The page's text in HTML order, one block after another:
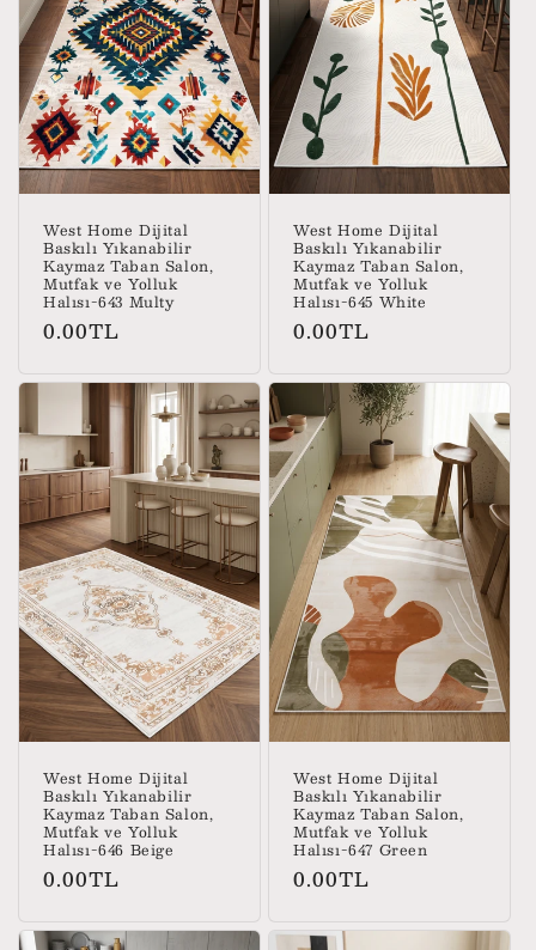
West Home Dijital
Baskılı Yıkanabilir
Kaymaz Taban Salon,
Mutfak ve Yolluk
Halısı-643 Multy
Normal
0.00TL
West Home Dijital
Baskılı Yıkanabilir
Kaymaz Taban Salon,
Mutfak ve Yolluk
Halısı-645 White
Normal
0.00TL
West Home Dijital
Baskılı Yıkanabilir
Kaymaz Taban Salon,
Mutfak ve Yolluk
Halısı-646 Beige
Normal
0.00TL
West Home Dijital
Baskılı Yıkanabilir
Kaymaz Taban Salon,
Mutfak ve Yolluk
Halısı-647 Green
Normal
0.00TL